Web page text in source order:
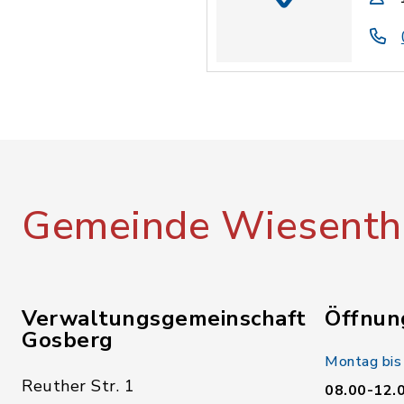
Gemeinde
Verwaltungsgemeinschaft
Gosberg
Reuther Str. 1
Montag
08.00-